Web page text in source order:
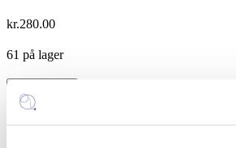
kr.280.00
61 på lager
Adfærdsdesign
kommunikation
quantity
Kategori: